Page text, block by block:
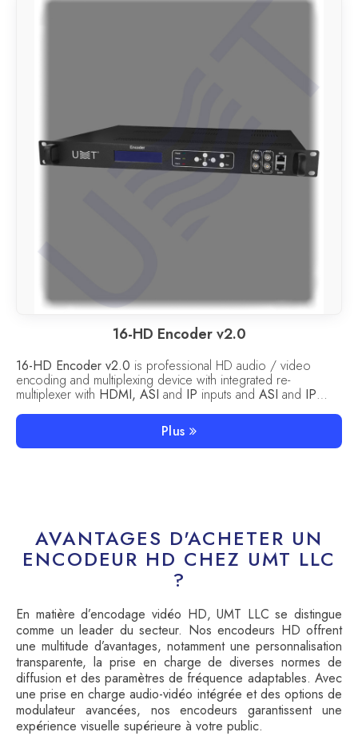
16-HD Encoder v2.0
16-HD Encoder v2.0 is professional HD audio / video
encoding and multiplexing device with integrated re-
multiplexer with HDMI, ASI and IP inputs and ASI and IP
codecs . 16-HD Encoder v2.0 can be used both for IP TV (IP
output MPTS / SPTS) and as a part.
Plus
AVANTAGES D'ACHETER UN
ENCODEUR HD CHEZ UMT LLC
?
En matière d’encodage vidéo HD, UMT LLC se distingue
comme un leader du secteur. Nos encodeurs HD offrent
une multitude d’avantages, notamment une personnalisation
transparente, la prise en charge de diverses normes de
diffusion et des paramètres de fréquence adaptables. Avec
une prise en charge audio-vidéo intégrée et des options de
modulateur avancées, nos encodeurs garantissent une
expérience visuelle supérieure à votre public.